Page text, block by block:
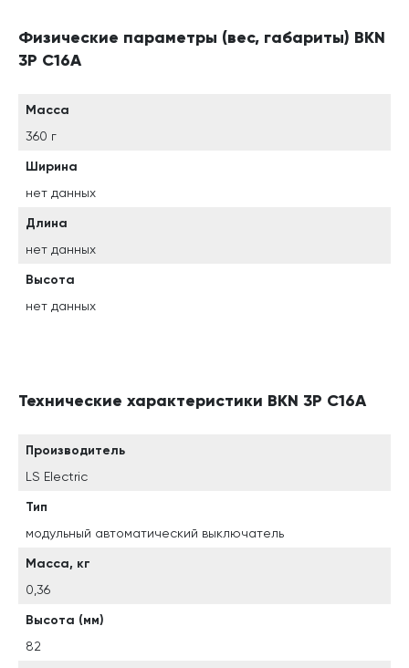
Физические параметры (вес, габариты) BKN
3P C16A
Масса
360 г
Ширина
нет данных
Длина
нет данных
Высота
нет данных
Технические характеристики BKN 3P C16A
Производитель
LS Electric
Тип
модульный автоматический выключатель
Масса, кг
0,36
Высота (мм)
82